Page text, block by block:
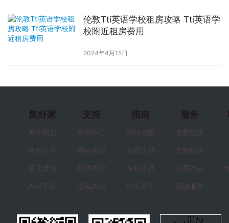
伦敦Tti英语学校租房攻略 Tti英语学
校附近租房费用
2024年4月15日
集好家
关于我们
商务合作
意见反馈
APP下载
支持
帮助中心
网站协议
用户协议
隐私协议
指南
网站地图
发现生活
海外生活
租房资讯
服务
免费找房
定制找房
学居代表
商城服务